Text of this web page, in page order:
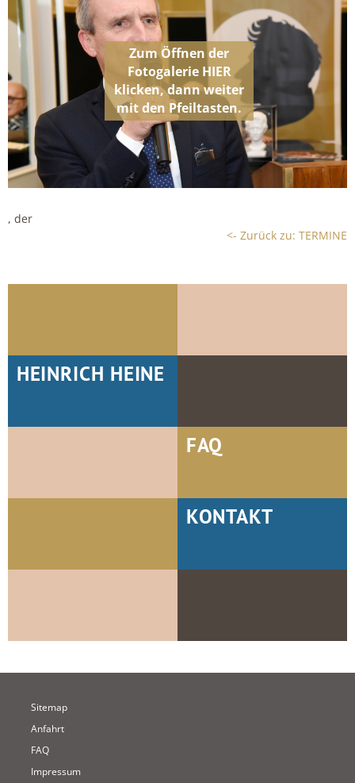
, der
<- Zurück zu: TERMINE
HEINRICH HEINE
FAQ
KONTAKT
Sitemap
Anfahrt
FAQ
Impressum